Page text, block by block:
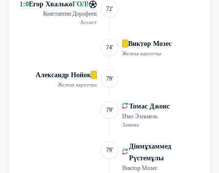
1:0Егор ХвалькоГОЛ!
Константин Дорофеев
Ассист
72'
74' Виктор Мозес
Желтая карточка
Александр Нойок
Желтая карточка
79'
79' Томас Джонс
Имо Эзекиель
Замена
79'
Дінмұхаммед
Рүстемұлы
Виктор Мозес